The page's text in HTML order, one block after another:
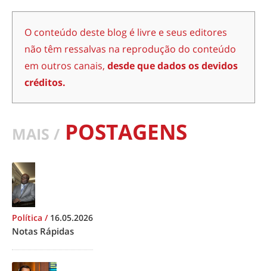
O conteúdo deste blog é livre e seus editores
não têm ressalvas na reprodução do conteúdo
em outros canais, desde que dados os devidos
créditos.
MAIS / POSTAGENS
Política / 16.05.2026
Notas Rápidas